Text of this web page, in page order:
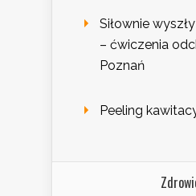
Siłownie
– ćwiczenia
Poznań
Peeling